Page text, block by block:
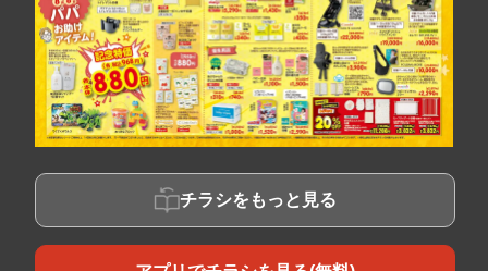
チラシをもっと見る